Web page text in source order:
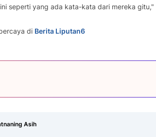
seperti yang ada kata-kata dari mereka gitu,"
di Berita Liputan6
Asih